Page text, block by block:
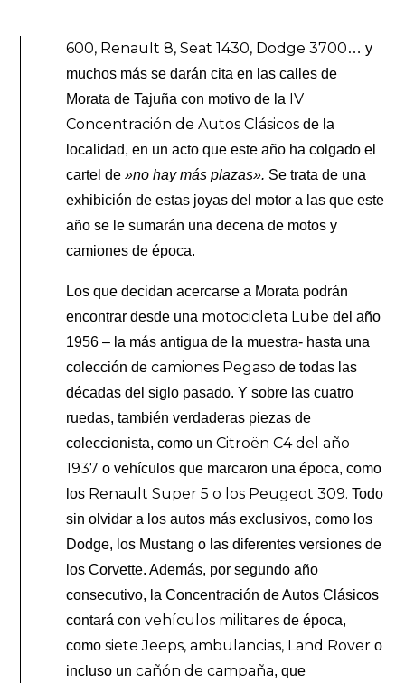
600, Renault 8, Seat 1430, Dodge 3700… y
muchos más se darán cita en las calles de
Morata de Tajuña con motivo de la IV
Concentración de Autos Clásicos de la
localidad, en un acto que este año ha colgado el
cartel de»no hay más plazas». Se trata de una
exhibición de estas joyas del motor a las que este
año se le sumarán una decena de motos y
camiones de época.
Los que decidan acercarse a Morata podrán
encontrar desde una motocicleta Lube del año
1956 – la más antigua de la muestra- hasta una
colección decamiones Pegaso de todas las
décadas del siglo pasado. Y sobre las cuatro
ruedas, también verdaderas piezas de
coleccionista, como unCitroën C4 del año
1937 o vehículos que marcaron una época, como
los Renault Super 5 o los Peugeot 309. Todo
sin olvidar a los autos más exclusivos, como los
Dodge, los Mustang o las diferentes versiones de
los Corvette. Además, por segundo año
consecutivo, la Concentración de Autos Clásicos
contará convehículos militares de época,
comosiete Jeeps, ambulancias, Land Rover o
incluso un cañón de campaña, que